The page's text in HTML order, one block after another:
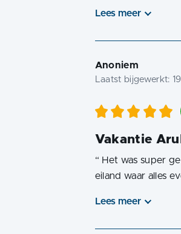
Lees meer
Anoniem
Laatst bijgewerkt:
Vakantie
“ Het was super
eiland waar alles
Lees meer